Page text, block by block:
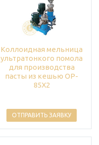
Коллоидная мельница
ультратонкого помола
для производства
пасты из кешью OP-
85X2
ОТПРАВИТЬ ЗАЯВКУ